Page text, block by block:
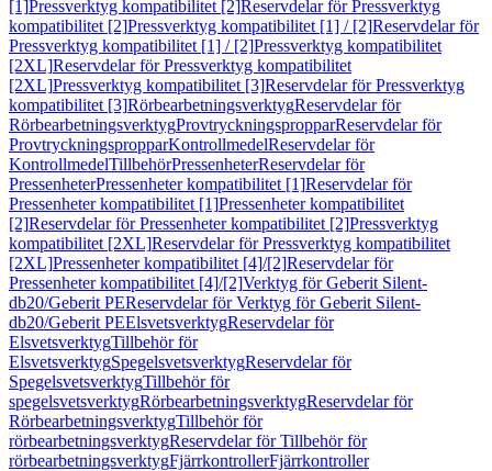
[1]Pressverktyg kompatibilitet [2]Reservdelar för Pressverktyg
kompatibilitet [2]Pressverktyg kompatibilitet [1] / [2]Reservdelar för
Pressverktyg kompatibilitet [1] / [2]Pressverktyg kompatibilitet
[2XL]Reservdelar för Pressverktyg kompatibilitet
[2XL]Pressverktyg kompatibilitet [3]Reservdelar för Pressverktyg
kompatibilitet [3]RörbearbetningsverktygReservdelar för
RörbearbetningsverktygProvtryckningspropparReservdelar för
ProvtryckningspropparKontrollmedelReservdelar för
KontrollmedelTillbehörPressenheterReservdelar för
PressenheterPressenheter kompatibilitet [1]Reservdelar för
Pressenheter kompatibilitet [1]Pressenheter kompatibilitet
[2]Reservdelar för Pressenheter kompatibilitet [2]Pressverktyg
kompatibilitet [2XL]Reservdelar för Pressverktyg kompatibilitet
[2XL]Pressenheter kompatibilitet [4]/[2]Reservdelar för
Pressenheter kompatibilitet [4]/[2]Verktyg för Geberit Silent-
db20/Geberit PEReservdelar för Verktyg för Geberit Silent-
db20/Geberit PEElsvetsverktygReservdelar för
ElsvetsverktygTillbehör för
ElsvetsverktygSpegelsvetsverktygReservdelar för
SpegelsvetsverktygTillbehör för
spegelsvetsverktygRörbearbetningsverktygReservdelar för
RörbearbetningsverktygTillbehör för
rörbearbetningsverktygReservdelar för Tillbehör för
rörbearbetningsverktygFjärrkontrollerFjärrkontroller